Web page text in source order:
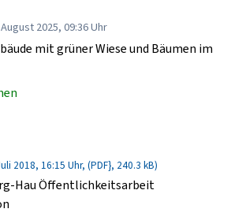
2025, 09:36 Uhr
mit grüner Wiese und Bäumen im
2018, 16:15 Uhr, (PDF}, 240.3 kB)
Hau Öffentlichkeitsarbeit